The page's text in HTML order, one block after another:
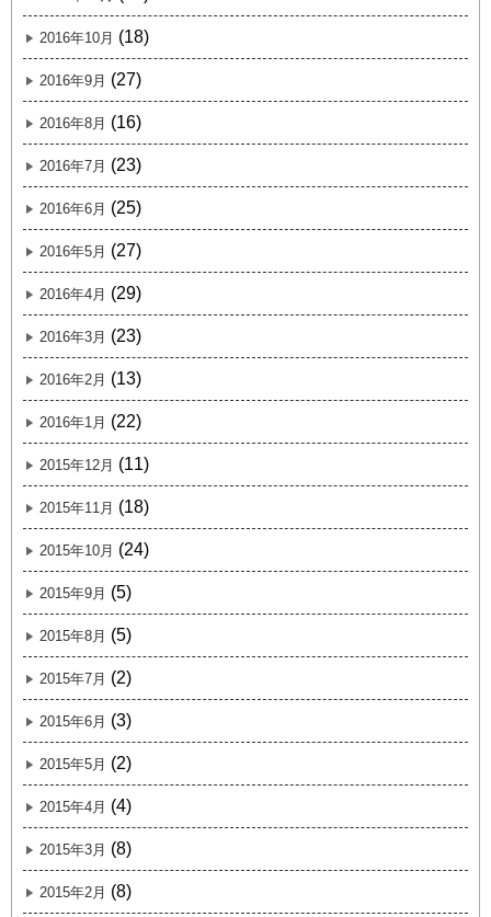
2016年10月 (18)
2016年9月 (27)
2016年8月 (16)
2016年7月 (23)
2016年6月 (25)
2016年5月 (27)
2016年4月 (29)
2016年3月 (23)
2016年2月 (13)
2016年1月 (22)
2015年12月 (11)
2015年11月 (18)
2015年10月 (24)
2015年9月 (5)
2015年8月 (5)
2015年7月 (2)
2015年6月 (3)
2015年5月 (2)
2015年4月 (4)
2015年3月 (8)
2015年2月 (8)